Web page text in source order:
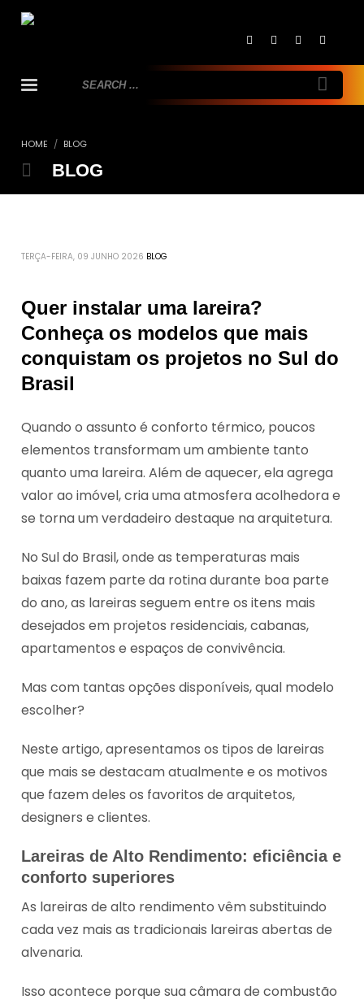
HOME BLOG
BLOG
TERÇA-FEIRA, 09 JUNHO 2026 BLOG
Quer instalar uma lareira?
Conheça os modelos que mais
conquistam os projetos no Sul do
Brasil
Quando o assunto é conforto térmico, poucos
elementos transformam um ambiente tanto
quanto uma lareira. Além de aquecer, ela agrega
valor ao imóvel, cria uma atmosfera acolhedora e
se torna um verdadeiro destaque na arquitetura.
No Sul do Brasil, onde as temperaturas mais
baixas fazem parte da rotina durante boa parte
do ano, as lareiras seguem entre os itens mais
desejados em projetos residenciais, cabanas,
apartamentos e espaços de convivência.
Mas com tantas opções disponíveis, qual modelo
escolher?
Neste artigo, apresentamos os tipos de lareiras
que mais se destacam atualmente e os motivos
que fazem deles os favoritos de arquitetos,
designers e clientes.
Lareiras de Alto Rendimento: eficiência e
conforto superiores
As lareiras de alto rendimento vêm substituindo
cada vez mais as tradicionais lareiras abertas de
alvenaria.
Isso acontece porque sua câmara de combustão